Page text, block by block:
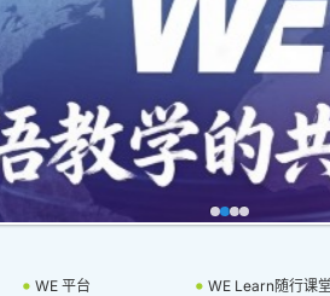
WE 平台 WE Learn随行课